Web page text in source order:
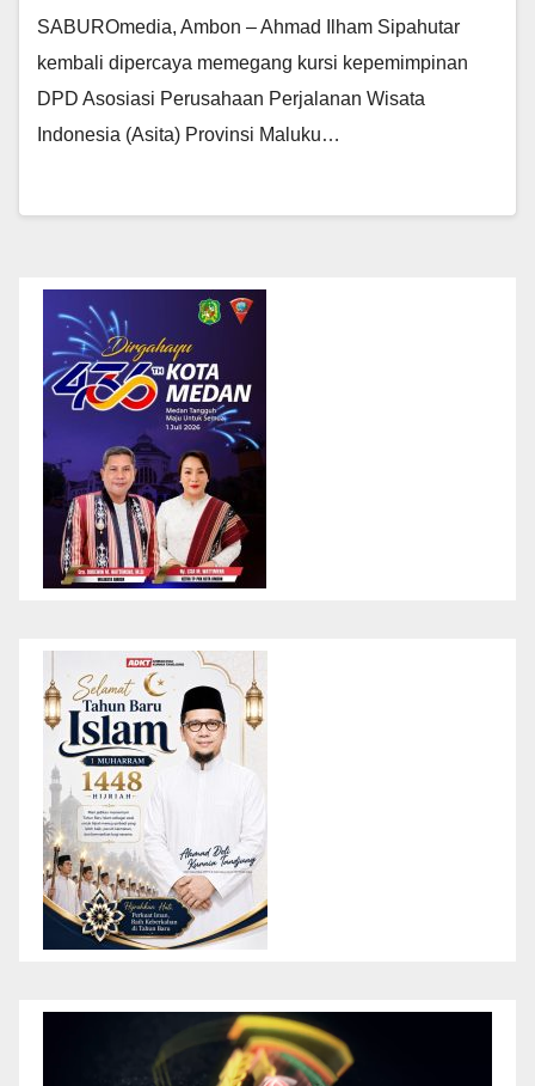
SABUROmedia, Ambon – Ahmad Ilham Sipahutar
kembali dipercaya memegang kursi kepemimpinan
DPD Asosiasi Perusahaan Perjalanan Wisata
Indonesia (Asita) Provinsi Maluku…